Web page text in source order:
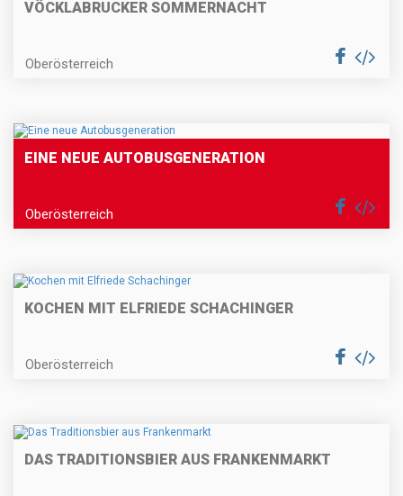
VÖCKLABRUCKER SOMMERNACHT
Oberösterreich
EINE NEUE AUTOBUSGENERATION
Oberösterreich
KOCHEN MIT ELFRIEDE SCHACHINGER
Oberösterreich
DAS TRADITIONSBIER AUS FRANKENMARKT